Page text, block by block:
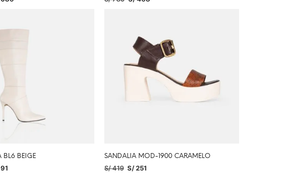
BL6 BEIGE SANDALIA MOD-1900 CARAMELO
S/419 S/251